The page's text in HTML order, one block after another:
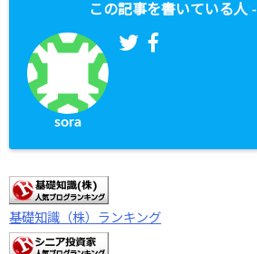
この記事を書いている人 -
sora
基礎知識（株）ランキング